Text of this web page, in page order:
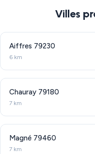
Villes
Aiffres 79230
6 km
Chauray 79180
7 km
Magné 79460
7 km